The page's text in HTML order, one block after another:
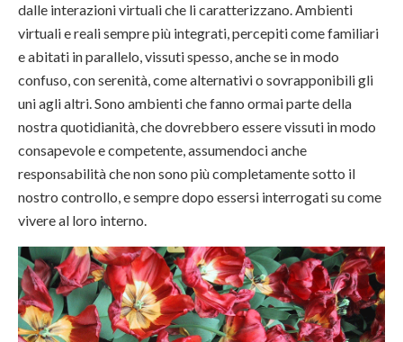
dalle interazioni virtuali che li caratterizzano. Ambienti
virtuali e reali sempre più integrati, percepiti come familiari
e abitati in parallelo, vissuti spesso, anche se in modo
confuso, con serenità, come alternativi o sovrapponibili gli
uni agli altri. Sono ambienti che fanno ormai parte della
nostra quotidianità, che dovrebbero essere vissuti in modo
consapevole e competente, assumendoci anche
responsabilità che non sono più completamente sotto il
nostro controllo, e sempre dopo essersi interrogati su come
vivere al loro interno.